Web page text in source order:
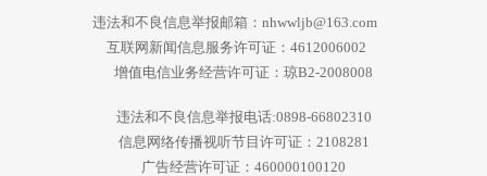
违法和不良信息举报邮箱：nhwwljb@163.com
互联网新闻信息服务许可证：4612006002
增值电信业务经营许可证：琼B2-2008008
违法和不良信息举报电话:0898-66802310
信息网络传播视听节目许可证：2108281
广告经营许可证：460000100120